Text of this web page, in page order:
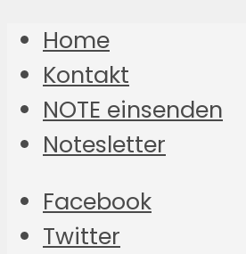
Home
Kontakt
NOTE einsenden
Notesletter
Facebook
Twitter